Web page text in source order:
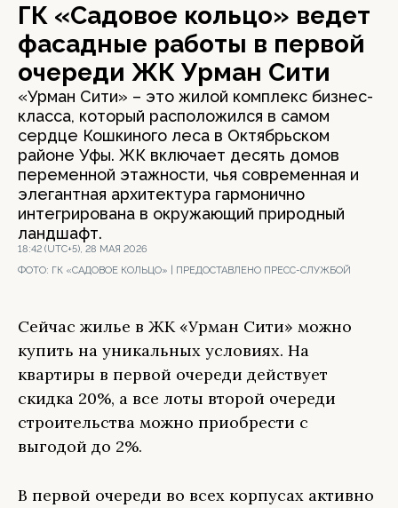
ГК «Садовое кольцо» ведет
фасадные работы в первой
очереди ЖК Урман Сити
«Урман Сити» – это жилой комплекс бизнес-
класса, который расположился в самом
сердце Кошкиного леса в Октябрьском
районе Уфы. ЖК включает десять домов
переменной этажности, чья современная и
элегантная архитектура гармонично
интегрирована в окружающий природный
ландшафт.
18:42 (UTC+5), 28 МАЯ 2026
ФОТО: ГК «САДОВОЕ КОЛЬЦО» | ПРЕДОСТАВЛЕНО ПРЕСС-СЛУЖБОЙ
Сейчас жилье в ЖК «Урман Сити» можно
купить на уникальных условиях. На
квартиры в первой очереди действует
скидка 20%, а все лоты второй очереди
строительства можно приобрести с
выгодой до 2%.
В первой очереди во всех корпусах активно